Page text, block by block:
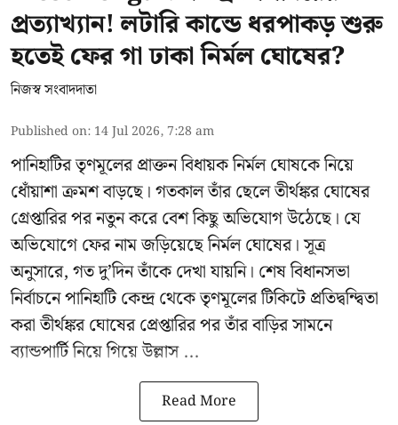
প্রত্যাখ্যান! লটারি কান্ডে ধরপাকড় শুরু
হতেই ফের গা ঢাকা নির্মল ঘোষের?
নিজস্ব সংবাদদাতা
Published on: 14 Jul 2026, 7:28 am
পানিহাটির তৃণমূলের প্রাক্তন বিধায়ক নির্মল ঘোষকে নিয়ে
ধোঁয়াশা ক্রমশ বাড়ছে। গতকাল তাঁর ছেলে তীর্থঙ্কর ঘোষের
গ্রেপ্তারির পর নতুন করে বেশ কিছু অভিযোগ উঠেছে। যে
অভিযোগে ফের নাম জড়িয়েছে নির্মল ঘোষের। সূত্র
অনুসারে, গত দু’দিন তাঁকে দেখা যায়নি। শেষ বিধানসভা
নির্বাচনে পানিহাটি কেন্দ্র থেকে তৃণমূলের টিকিটে প্রতিদ্বন্দ্বিতা
করা তীর্থঙ্কর ঘোষের প্রেপ্তারির পর তাঁর বাড়ির সামনে
ব্যান্ডপার্টি নিয়ে গিয়ে উল্লাস ...
Read More